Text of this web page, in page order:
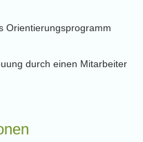
Orientierungsprogramm
durch einen Mitarbeiter